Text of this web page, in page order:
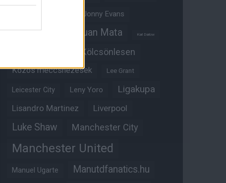
Jonny Evans
Juan Mata Karl Darlow
Kölcsönlesen
Közös meccsnézések Lee Grant
Leicester City Leny Yoro Ligakupa
Lisandro Martinez Liverpool
Luke Shaw Manchester City
Manchester United
Manuel Ugarte Manutdfanatics.hu